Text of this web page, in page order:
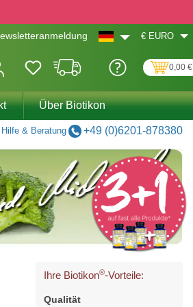
€ EURO
0,00 €
Über Biotikon
Hilfe & Beratung +49 (0)6201-878380
Ihre Biotikon®-Vorteile:
Qualität